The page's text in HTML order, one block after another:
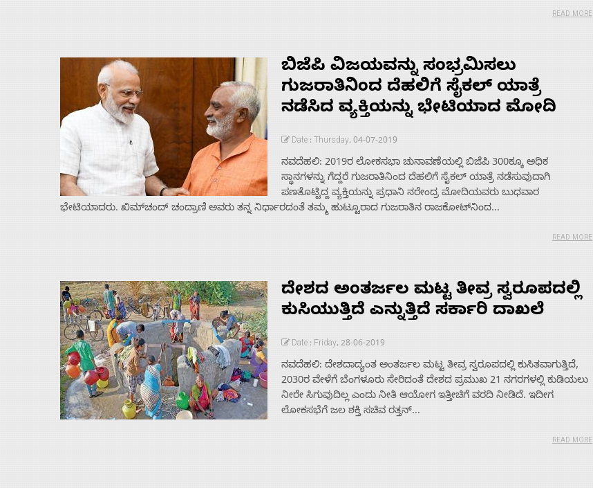
READ MORE
ಬಿಜೆಪಿ ವಿಜಯವನ್ನು ಸಂಭ್ರಮಿಸಲು
ಗುಜರಾತಿನಿಂದ ದೆಹಲಿಗೆ ಸೈಕಲ್ ಯಾತ್ರೆ
ನಡೆಸಿದ ವ್ಯಕ್ತಿಯನ್ನು ಭೇಟಿಯಾದ ಮೋದಿ
Date : Thursday, 04-07-2019
ನವದೆಹಲಿ: 2019ರ ಲೋಕಸಭಾ ಚುನಾವಣೆಯಲ್ಲಿ ಬಿಜೆಪಿ 300ಕ್ಕೂ ಅಧಿಕ
ಸ್ಥಾನಗಳನ್ನು ಗೆದ್ದರೆ ಗುಜರಾತಿನಿಂದ ದೆಹಲಿಗೆ ಸೈಕಲ್ ಯಾತ್ರೆ ನಡೆಸುವುದಾಗಿ
ಪಣತೊಟ್ಟಿದ್ದ ವ್ಯಕ್ತಿಯನ್ನು ಪ್ರಧಾನಿ ನರೇಂದ್ರ ಮೋದಿಯವರು ಬುಧವಾರ
ಭೇಟಿಯಾದರು. ಖಿಮ್‌ಚಂದ್‌ ಚಂದ್ರಾಣಿ ಅವರು ತನ್ನ ನಿರ್ಧಾರದಂತೆ ತಮ್ಮ ಹುಟ್ಟೂರಾದ ಗುಜರಾತಿನ ರಾಜಕೋಟ್­ನಿಂದ...
READ MORE
ದೇಶದ ಅಂತರ್ಜಲ ಮಟ್ಟ ತೀವ್ರ ಸ್ವರೂಪದಲ್ಲಿ
ಕುಸಿಯುತ್ತಿದೆ ಎನ್ನುತ್ತಿದೆ ಸರ್ಕಾರಿ ದಾಖಲೆ
Date : Friday, 28-06-2019
ನವದೆಹಲಿ: ದೇಶದಾದ್ಯಂತ ಅಂತರ್ಜಲ ಮಟ್ಟ ತೀವ್ರ ಸ್ವರೂಪದಲ್ಲಿ ಕುಸಿತವಾಗುತ್ತಿದೆ,
2030ರ ವೇಳೆಗೆ ಬೆಂಗಳೂರು ಸೇರಿದಂತೆ ದೇಶದ ಪ್ರಮುಖ 21 ನಗರಗಳಲ್ಲಿ ಕುಡಿಯಲು
ನೀರೇ ಸಿಗುವುದಿಲ್ಲ ಎಂದು ನೀತಿ ಆಯೋಗ ಇತ್ತೀಚಿಗೆ ವರದಿ ನೀಡಿದೆ. ಇದೀಗ
ಲೋಕಸಭೆಗೆ ಜಲ ಶಕ್ತಿ ಸಚಿವ ರತ್ತನ್...
READ MORE